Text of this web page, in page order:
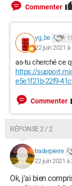
Commenter
yg_be 1
22 juin 2021 à
as-tu cherché ce
https://
e5e1f21b-22f9-
Commenter
RÉPONSE 2 / 2
traderpierre
22 juin 2021 à
Ok, j'ai bien